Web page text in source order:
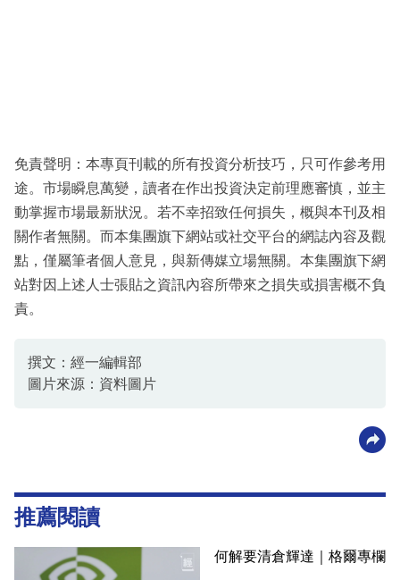
免責聲明：本專頁刊載的所有投資分析技巧，只可作參考用
途。市場瞬息萬變，讀者在作出投資決定前理應審慎，並主
動掌握市場最新狀況。若不幸招致任何損失，概與本刊及相
關作者無關。而本集團旗下網站或社交平台的網誌內容及觀
點，僅屬筆者個人意見，與新傳媒立場無關。本集團旗下網
站對因上述人士張貼之資訊內容所帶來之損失或損害概不負
責。
撰文：經一編輯部
圖片來源：資料圖片
推薦閱讀
何解要清倉輝達｜格爾專欄